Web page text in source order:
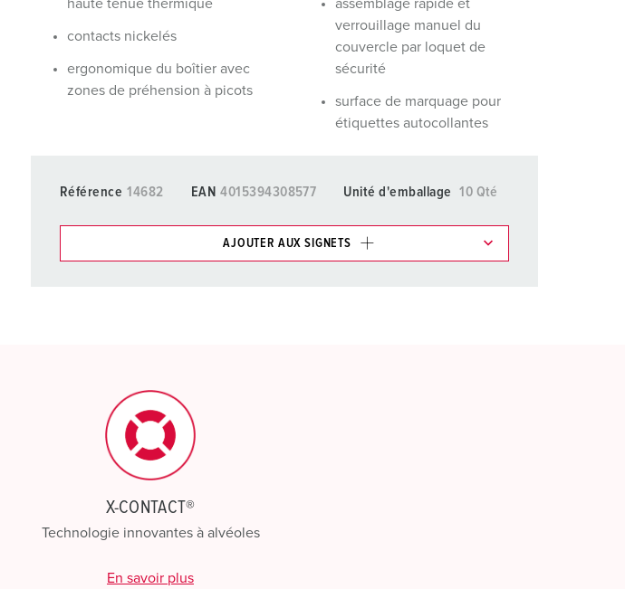
haute tenue thermique
contacts nickelés
ergonomique du boîtier avec
zones de préhension à picots
assemblage rapide et
verrouillage manuel du
couvercle par loquet de
sécurité
surface de marquage pour
étiquettes autocollantes
Référence 14682 EAN 4015394308577 Unité d'emballage 10 Qté
AJOUTER AUX SIGNETS
X-CONTACT®
Technologie innovantes à alvéoles
En savoir plus